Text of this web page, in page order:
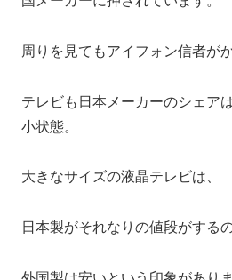
周りを見てもアイフォン信者が
テレビも日本メーカーのシェア
小状態。
大きなサイズの液晶テレビは、
日本製がそれなりの値段がする